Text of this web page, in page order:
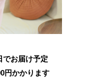
でお届け予定
円かかります